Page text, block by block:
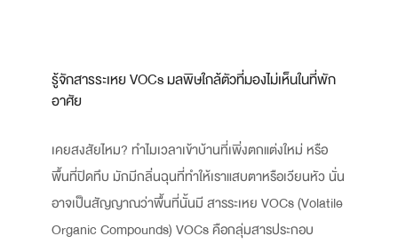
รู้จักสารระเหย VOCs มลพิษใกล้ตัวที่มองไม่เห็นในที่พัก
อาศัย
เคยสงสัยไหม? ทำไมเวลาเข้าบ้านที่เพิ่งตกแต่งใหม่ หรือ
พื้นที่ปิดทึบ มักมีกลิ่นฉุนที่ทำให้เราแสบตาหรือเวียนหัว นั่น
อาจเป็นสัญญาณว่าพื้นที่นั้นมี สารระเหย VOCs (Volatile
Organic Compounds) VOCs คือกลุ่มสารประกอบ